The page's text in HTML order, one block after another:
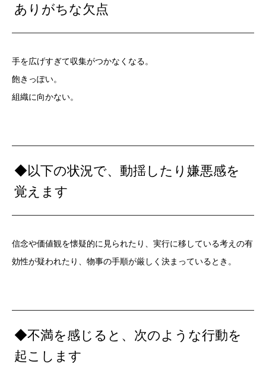
ありがちな欠点
手を広げすぎて収集がつかなくなる。
飽きっぽい。
組織に向かない。
◆以下の状況で、動揺したり嫌悪感を
覚えます
信念や価値観を懐疑的に見られたり、実行に移している考えの有
効性が疑われたり、物事の手順が厳しく決まっているとき。
◆不満を感じると、次のような行動を
起こします